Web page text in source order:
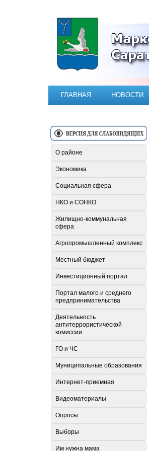
Официальный
ГЛАВНАЯ НОВОСТИ
О районе
Экономика
Социальная сфера
НКО и СОНКО
Жилищно-коммунальная
сфера
Агропромышленный комплекс
Местный бюджет
Инвестиционный портал
Портал малого и среднего
предпринимательства
Деятельность
антитеррористической
комиссии
ГО и ЧС
Муниципальные образования
Интернет-приемная
Видеоматериалы
Опросы
Выборы
Им нужна мама